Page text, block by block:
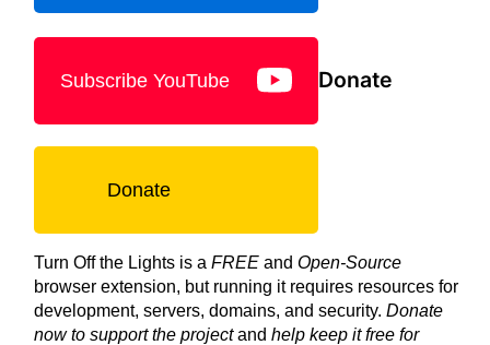
Subscribe YouTube Donate
Donate
Turn Off the Lights is a FREE and Open-Source
browser extension, but running it requires resources for
development, servers, domains, and security. Donate
now to support the projectand help keep it free for